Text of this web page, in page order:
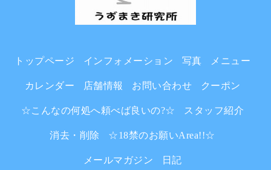
トップページ インフォメーション 写真 メニュー
カレンダー 店舗情報 お問い合わせ クーポン
☆こんなの何処へ頼べば良いの?☆ スタッフ紹介
消去・削除 ☆18禁のお願いArea!!☆
メールマガジン 日記